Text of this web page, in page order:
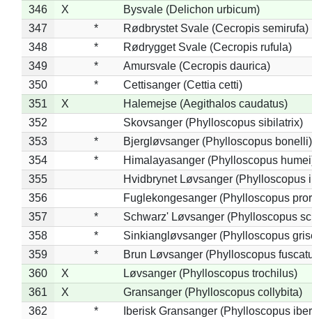
346
X
Bysvale (Delichon urbicum)
347
*
Rødbrystet Svale (Cecropis semirufa)
348
*
Rødrygget Svale (Cecropis rufula)
349
*
Amursvale (Cecropis daurica)
350
*
Cettisanger (Cettia cetti)
351
X
Halemejse (Aegithalos caudatus)
352
Skovsanger (Phylloscopus sibilatrix)
353
*
Bjergløvsanger (Phylloscopus bonelli)
354
*
Himalayasanger (Phylloscopus
355
Hvidbrynet Løvsanger (Phylloscopus
356
Fuglekongesanger (Phylloscopus
357
*
Schwarz' Løvsanger (Phylloscopus
358
*
Sinkiangløvsanger (Phylloscopus
359
*
Brun Løvsanger (Phylloscopus
360
X
Løvsanger (Phylloscopus trochilus)
361
X
Gransanger (Phylloscopus collybita)
362
* Iberisk Gransanger (Phylloscopus